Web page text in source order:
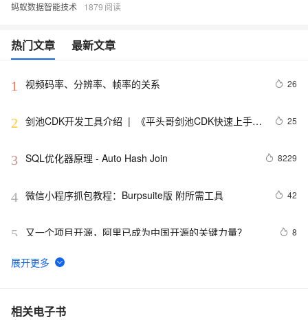
蚂蚁数据智能技术 1879
热门文章 最新文章
1 视频码率、分辨率、帧率的关系 26
2 剑池CDK开发工具介绍  |  《平头哥剑池CDK快速上手指
25
3 SQL优化器原理 - Auto Hash Join 8229
4 微信小程序抓包教程：Burpsuite版 附所需工具 42
5 又一个项目开源，阿里已成为中国开源的关键力量？ 8
6 tailwindcss使用教程
7 我的博客即将入驻“云栖社区”，诚邀技术同仁一同入驻。
相关电子书